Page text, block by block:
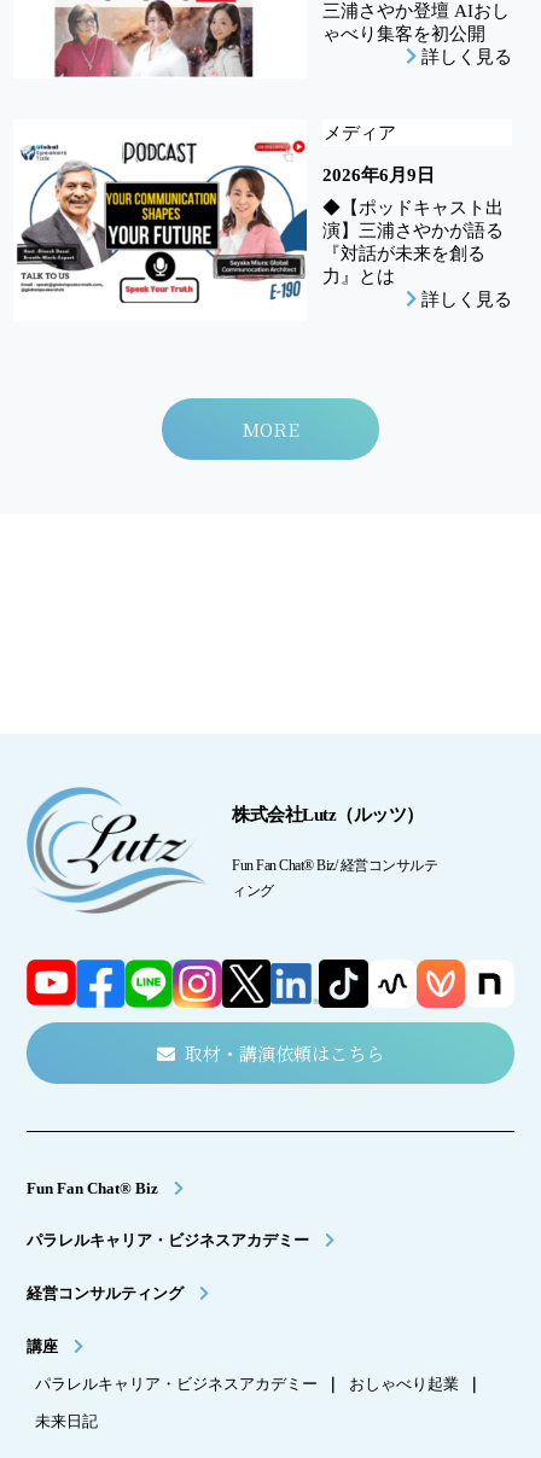
三浦さやか登壇 AIおし
ゃべり集客を初公開
詳しく見る
メディア
2026年6月9日
◆【ポッドキャスト出
演】三浦さやかが語る
『対話が未来を創る
力』とは
詳しく見る
MORE
株式会社Lutz（ルッツ）
Fun Fan Chat® Biz/ 経営コンサルテ
ィング
取材・講演依頼はこちら
Fun Fan Chat® Biz
パラレルキャリア・ビジネスアカデミー
経営コンサルティング
講座
パラレルキャリア・ビジネスアカデミー おしゃべり起業
未来日記